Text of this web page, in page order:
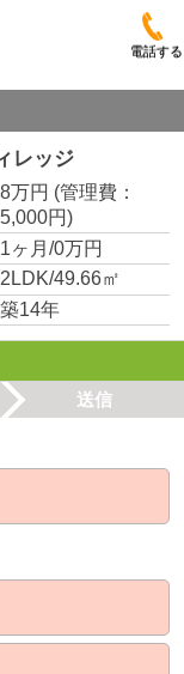
電話する
レッジ
8万円 (管理費：
5,000円)
1ヶ月/0万円
2LDK/49.66㎡
築14年
送信